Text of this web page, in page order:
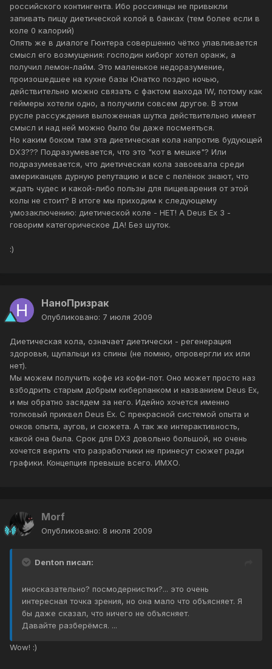
российского контингента. Ибо россиянцы не привыкли
запивать пищу диетической колой в банках (тем более если в
коле 0 калорий)
Опять же в диалоге Гюнтера совершенно чётко улавливается
смысл его возмущения: господин киборг хотел оранж, а
получил лемон-лайм. Это маленькое недоразумение,
произошедшее на кухне базы Юнатко поздно ночью,
действительно можно связать с фактом выхода IW, потому как
геймеры хотели одно, а получили совсем другое. В этом
русле рассуждения выложенная шутка действительно имеет
смысл и над ней можно было бы даже посмеяться.
Но каким боком там эта диетическая кола напротив будующей
DX3??? Подразумевается, что это "кот в мешке"? Или
подразумевается, что диетическая кола завоевала среди
американцев дурную репутацию и все с пелёнок знают, что
ждать чудес и какой-либо пользы для пищеварения от этой
колы не стоит? В итоге мы приходим к следующему
умозаключению: диетической коле - НЕТ! А Deus Ex 3 -
говорим категорическое ДА! Без шуток.
:)
НаноПризрак
Опубликовано: 7 июля 2009
Диетическая кола, означает диетически - регенерация
здоровья, щупальци из спины (не помню, опровергли их или
нет).
Мы можем получить кофе из кофи-пот. Оно может просто наз
взбодрить старым добрым киберпанком и названием Deus Ex,
и мы обратно засядем за него. Идейно хочется именно
толковый приквел Deus Ex. С прекрасной системой опыта и
очков опыта, аугов, и сюжета. А так же интерактивность,
какой она была. Срок для DX3 довольно большой, но очень
хочется верить что разработчики не принесут сюжет ради
графики. Концепция превыше всего. ИМХО.
Morf
Опубликовано: 8 июля 2009
Denton писал:
иносказательно? посмодернистки?... это очень
интересная точка зрения, но она мало что объясняет. Я
бы даже сказал, что ничего не объясняет.
Давайте разберёмся. ...
Wow! :)